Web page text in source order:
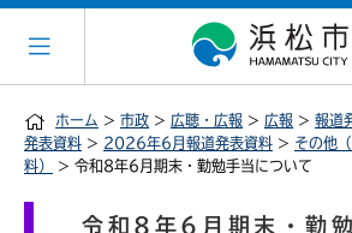
ホーム > 市政 > 広聴・広報 > 広報 > 報道
発表資料 > 2026年6月報道発表資料 > その他
料）
> 令和8年6月期末・勤勉手当について
令和8年6月期末・勤